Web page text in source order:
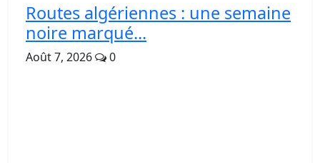
Routes algériennes : une semaine
noire marqué...
Août 7, 2026 0